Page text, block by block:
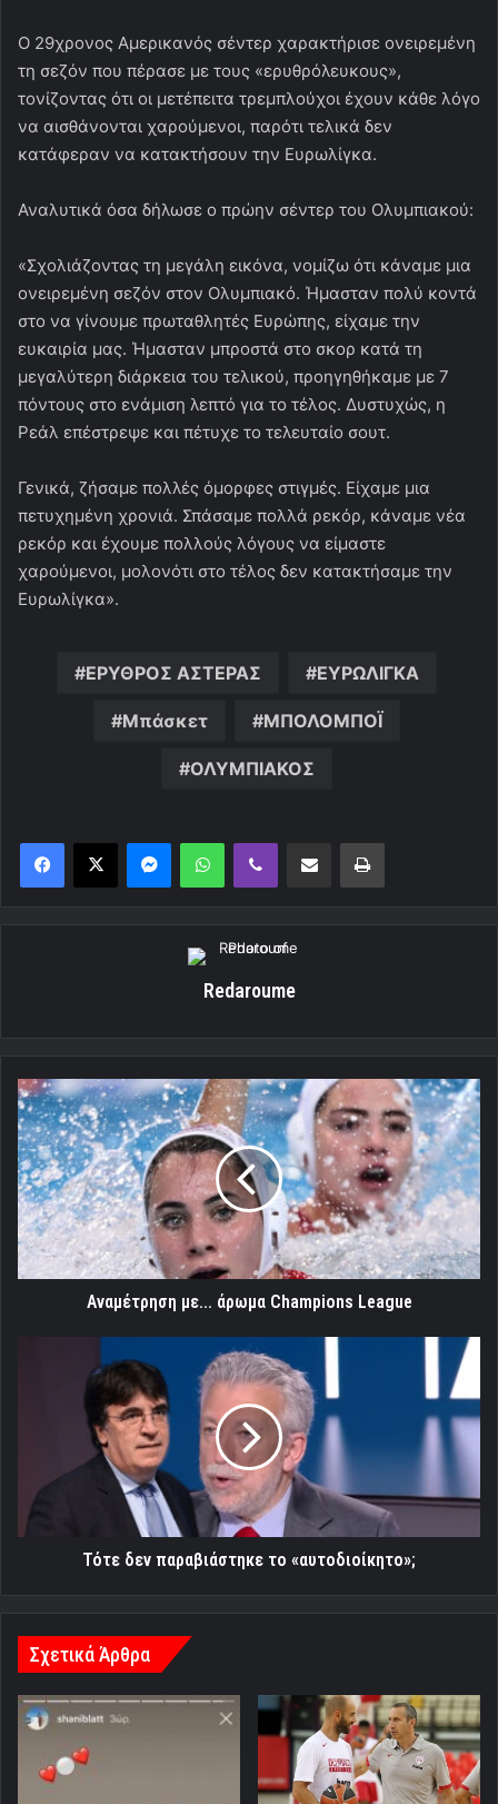
Ο 29χρονος Αμερικανός σέντερ χαρακτήρισε ονειρεμένη
τη σεζόν που πέρασε με τους «ερυθρόλευκους»,
τονίζοντας ότι οι μετέπειτα τρεμπλούχοι έχουν κάθε λόγο
να αισθάνονται χαρούμενοι, παρότι τελικά δεν
κατάφεραν να κατακτήσουν την Ευρωλίγκα.
Αναλυτικά όσα δήλωσε ο πρώην σέντερ του Ολυμπιακού:
«Σχολιάζοντας τη μεγάλη εικόνα, νομίζω ότι κάναμε μια
ονειρεμένη σεζόν στον Ολυμπιακό. Ήμασταν πολύ κοντά
στο να γίνουμε πρωταθλητές Ευρώπης, είχαμε την
ευκαιρία μας. Ήμασταν μπροστά στο σκορ κατά τη
μεγαλύτερη διάρκεια του τελικού, προηγηθήκαμε με 7
πόντους στο ενάμιση λεπτό για το τέλος. Δυστυχώς, η
Ρεάλ επέστρεψε και πέτυχε το τελευταίο σουτ.
Γενικά, ζήσαμε πολλές όμορφες στιγμές. Είχαμε μια
πετυχημένη χρονιά. Σπάσαμε πολλά ρεκόρ, κάναμε νέα
ρεκόρ και έχουμε πολλούς λόγους να είμαστε
χαρούμενοι, μολονότι στο τέλος δεν κατακτήσαμε την
Ευρωλίγκα».
ΕΡΥΘΡΟΣ ΑΣΤΕΡΑΣ ΕΥΡΩΛΙΓΚΑ
Μπάσκετ ΜΠΟΛΟΜΠΟΪ
ΟΛΥΜΠΙΑΚΟΣ
MessengerWhatsAppViber Κοινοποίηση μέσω ηλεκτρονικού ταχυδρομείουΕκτύπωση
Redaroume
Αναμέτρηση
με...
άρωμα
Champions
League
Αναμέτρηση με... άρωμα Champions League
«αυτοδιοίκητο»;
Τότε δεν παραβιάστηκε το «αυτοδιοίκητο»;
Σχετικά Άρθρα